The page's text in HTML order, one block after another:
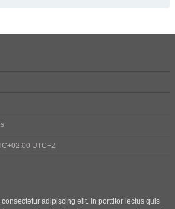
UTC+2
adipiscing elit. In porttitor lectus quis